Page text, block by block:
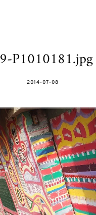
P1010181.jpg
POSTED
2014-07-08